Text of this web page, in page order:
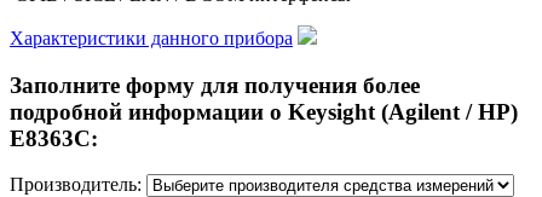
Характеристики данного прибора
Заполните форму для получения более
подробной информации о Keysight (Agilent / HP)
E8363C:
Производитель: